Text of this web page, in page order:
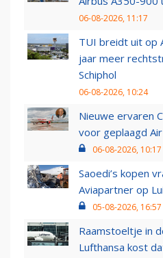
06-08-2026, 11:17
TUI breidt uit op
jaar meer
Schiphol
06-08-2026, 10:24
Nieuwe ervaren
voor geplaagd
06-08-2026, 10:17
Saoedi’s kopen
Aviapartner op
05-08-2026, 16:57
Raamstoeltje in
Lufthansa kost